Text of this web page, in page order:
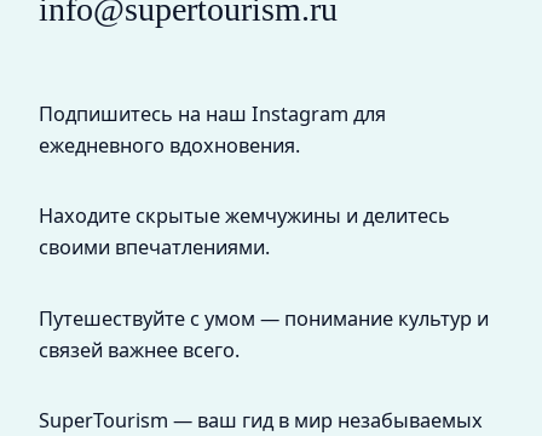
info@supertourism.ru
Подпишитесь на наш Instagram для
ежедневного вдохновения.
Находите скрытые жемчужины и делитесь
своими впечатлениями.
Путешествуйте с умом — понимание культур и
связей важнее всего.
SuperTourism — ваш гид в мир незабываемых